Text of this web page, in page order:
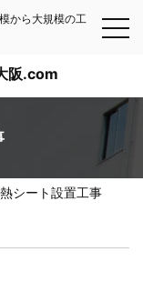
から大規模の工
阪.com
シート設置工事